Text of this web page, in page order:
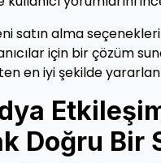
satın alma
için bir çözüm
en iyi şekilde
Doğru Bir